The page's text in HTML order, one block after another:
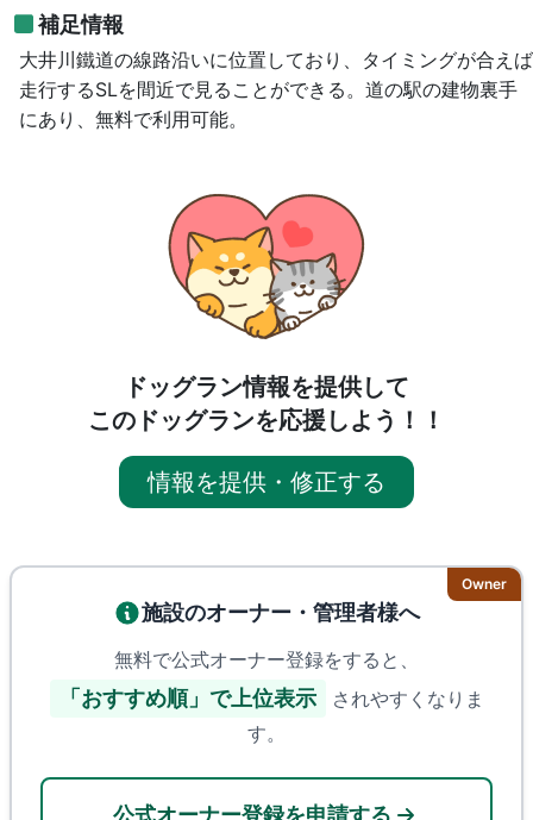
補足情報
大井川鐵道の線路沿いに位置しており、タイミングが合えば
走行するSLを間近で見ることができる。道の駅の建物裏手
にあり、無料で利用可能。
ドッグラン情報を提供して
このドッグランを応援しよう！！
情報を提供・修正する
Owner
施設のオーナー・管理者様へ
無料で公式オーナー登録をすると、
「おすすめ順」で上位表示
されやすくなりま
す。
公式オーナー登録を申請する